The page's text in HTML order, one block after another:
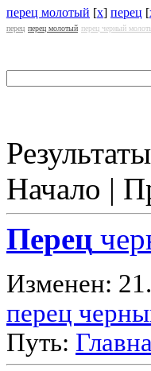
перец молотый [x] перец [
перец перец молотый перец черный
Начало |
Перец
Изменен:
перец
Путь: